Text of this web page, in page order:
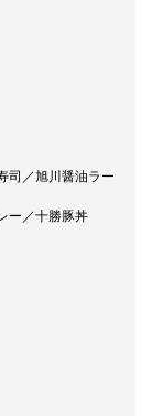
司／旭川醤油ラー
ー／十勝豚丼